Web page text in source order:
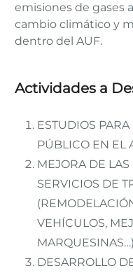
emisiones de gases
cambio climático y
dentro del AUF.
Actividades a
ESTUDIOS
PÚBLICO EN EL
MEJORA DE LAS
SERVICIOS DE
VEHÍCULOS,
MARQUESINAS…)
DESARROLLO